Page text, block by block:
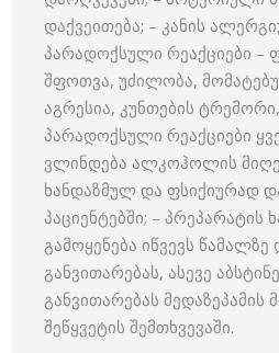
დაქვეითება; – კანის
პარადოქსული რეაქციები
შფოთვა, უძილობა,
აგრესია, კუნთების
პარადოქსული რეაქციები
ვლინდება ალკოჰოლის
ხანდაზმულ და ფსიქიურად
პაციენტებში; – პრეპარატის
გამოყენება იწვევს
განვითარებას, ასევე
განვითარებას მედაზეპამის
შეწყვეტის შემთხვევაში.